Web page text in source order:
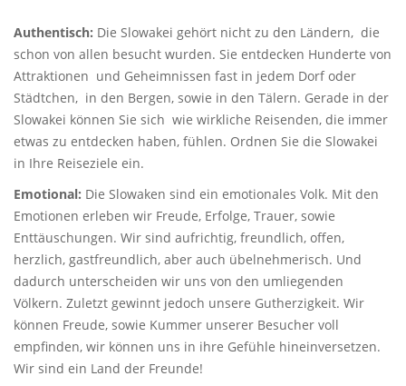
Authentisch: Die Slowakei gehört nicht zu den Ländern, die
schon von allen besucht wurden. Sie entdecken Hunderte von
Attraktionen und Geheimnissen fast in jedem Dorf oder
Städtchen, in den Bergen, sowie in den Tälern. Gerade in der
Slowakei können Sie sich wie wirkliche Reisenden, die immer
etwas zu entdecken haben, fühlen. Ordnen Sie die Slowakei
in Ihre Reiseziele ein.
Emotional: Die Slowaken sind ein emotionales Volk. Mit den
Emotionen erleben wir Freude, Erfolge, Trauer, sowie
Enttäuschungen. Wir sind aufrichtig, freundlich, offen,
herzlich, gastfreundlich, aber auch übelnehmerisch. Und
dadurch unterscheiden wir uns von den umliegenden
Völkern. Zuletzt gewinnt jedoch unsere Gutherzigkeit. Wir
können Freude, sowie Kummer unserer Besucher voll
empfinden, wir können uns in ihre Gefühle hineinversetzen.
Wir sind ein Land der Freunde!